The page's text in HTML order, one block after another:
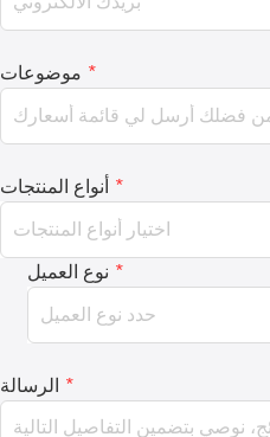
موضوعات *
أنواع المنتجات *
نوع العميل *
الرسالة *